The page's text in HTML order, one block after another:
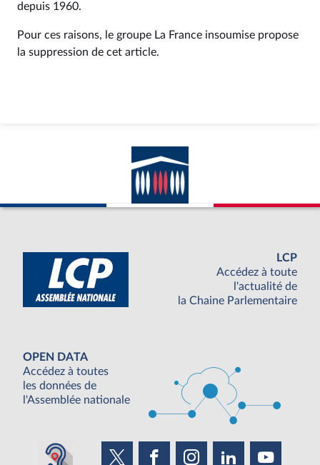
depuis 1960.
Pour ces raisons, le groupe La France insoumise propose
la suppression de cet article.
LCP
Accédez à toute
l'actualité de
la Chaine Parlementaire
OPEN DATA
Accédez à toutes
les données de
l'Assemblée nationale